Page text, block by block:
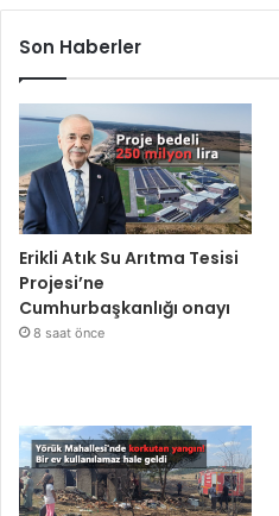
Son Haberler
Erikli Atık Su Arıtma Tesisi
Projesi’ne
Cumhurbaşkanlığı onayı
8 saat önce